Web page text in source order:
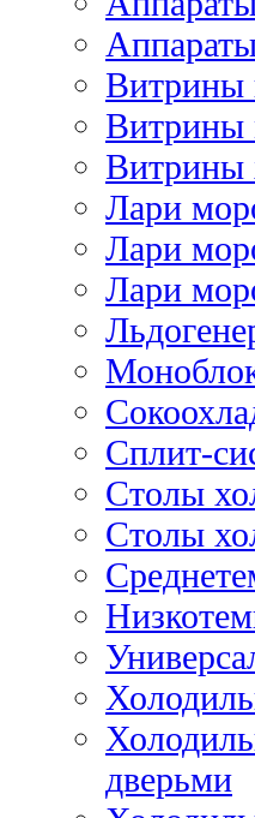
Витрины
Витрины
Витрины
Лари
Лари
Лари
Сплит-
Столы
Столы
дверьми